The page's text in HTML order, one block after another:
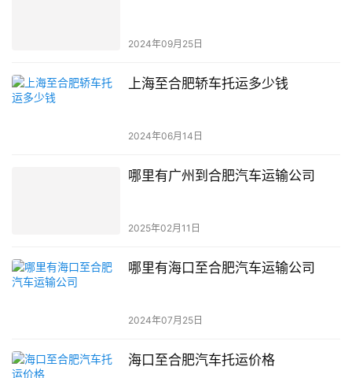
2024年09月25日
上海至合肥轿车托运多少钱
2024年06月14日
哪里有广州到合肥汽车运输公司
2025年02月11日
哪里有海口至合肥汽车运输公司
2024年07月25日
海口至合肥汽车托运价格